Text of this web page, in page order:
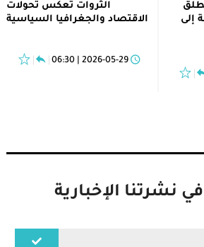
إلى
الثروات تعكس تحولات
الاقتصاد والجغرافيا السياسية
2026-05-29 | 06:30
نشرتنا الإخبارية